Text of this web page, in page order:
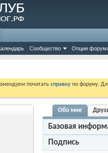
Сообщество Опции
почитать справку по форуму.
Обо мне
Базовая
Подпись